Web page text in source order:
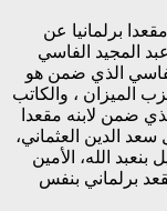
برلمانيا عن
عبد المجيد الفاسي
الذي ضمن هو
الميزان ، والكاتب
ضمن لابنه مقعدا
الدين العثماني،
بنعبد الله، الأمين
برلماني بنفس